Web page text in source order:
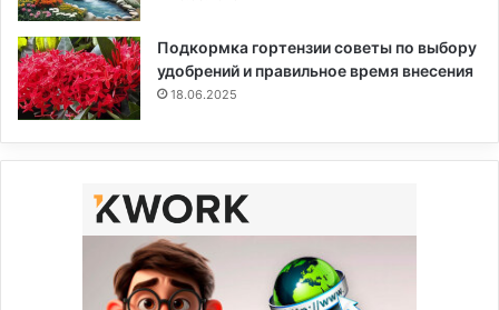
Подкормка гортензии советы по выбору
удобрений и правильное время внесения
18.06.2025